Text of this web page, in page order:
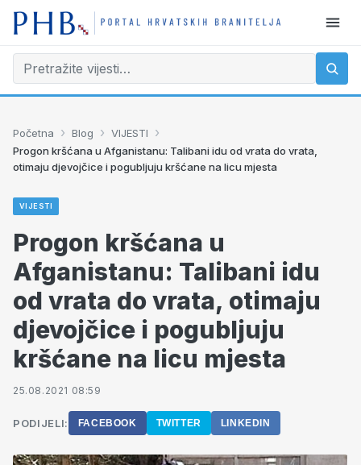
Početna › Blog › VIJESTI ›
Progon kršćana u Afganistanu: Talibani idu od vrata do vrata,
otimaju djevojčice i pogubljuju kršćane na licu mjesta
VIJESTI
Progon kršćana u
Afganistanu: Talibani idu
od vrata do vrata, otimaju
djevojčice i pogubljuju
kršćane na licu mjesta
25.08.2021 08:59
PODIJELI: FACEBOOK TWITTER LINKEDIN